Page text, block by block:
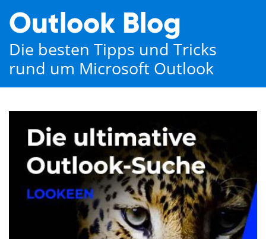
Outlook Blog
Die besten Tipps und Tricks
rund um Microsoft Outlook